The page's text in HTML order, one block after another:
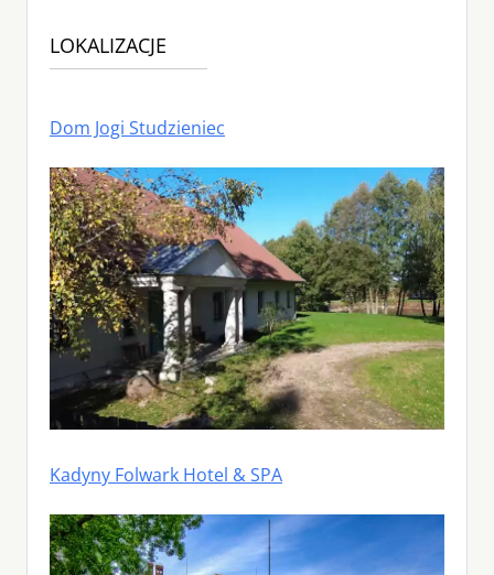
LOKALIZACJE
Dom Jogi Studzieniec
Kadyny Folwark Hotel & SPA